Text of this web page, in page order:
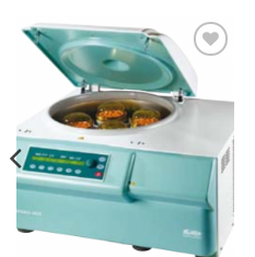
Add to
Wishlist